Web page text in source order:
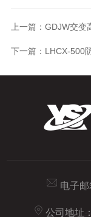
上一篇： GDJW交变
下一篇： LHCX-500
电子邮
公司地址